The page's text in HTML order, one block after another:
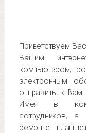
Приветствуем
Вашим
компьютером,
электронным
отправить к Вам
Имея в
сотрудников,
ремонте